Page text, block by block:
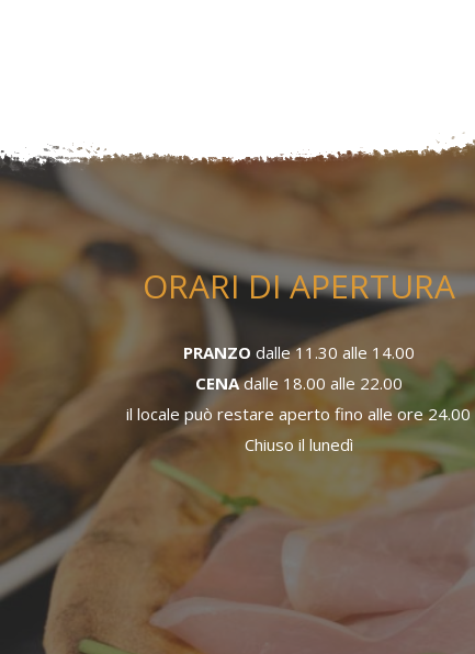
ORARI DI APERTURA
PRANZO dalle 11.30 alle 14.00
CENAdalle 18.00 alle 22.00
il locale può restare aperto fino alle ore 24.00
Chiuso il lunedì